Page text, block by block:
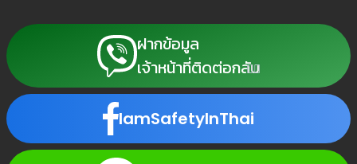
ฝากข้อมูล
เจ้าหน้าที่ติดต่อกลับ
IamSafetyInThai